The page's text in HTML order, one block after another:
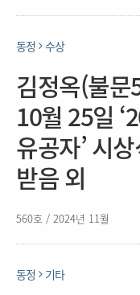
동정 수상
김정옥(불
10월 25일
유공자’ 시
받음 외
560호 / 2024년 11월
동정 기타